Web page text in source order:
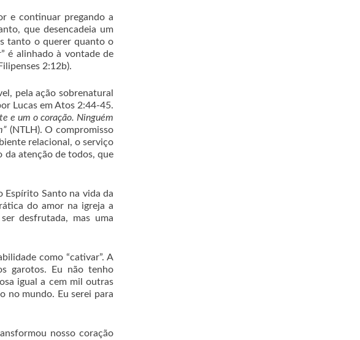
continuar pregando a
que desencadeia um
tanto o querer quanto o
é alinhado à vontade de
2:12b).
pela ação sobrenatural
Lucas em Atos 2:44-45.
e um o coração. Ninguém
(NTLH). O compromisso
relacional, o serviço
da atenção de todos, que
Santo na vida da
do amor na igreja a
desfrutada, mas uma
como “cativar”. A
garotos. Eu não tenho
igual a cem mil outras
no mundo. Eu serei para
nosso coração